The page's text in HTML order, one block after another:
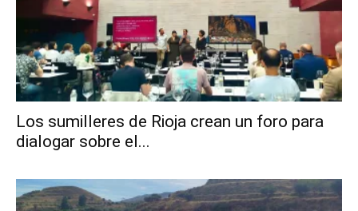
Los sumilleres de Rioja crean un foro para
dialogar sobre el...